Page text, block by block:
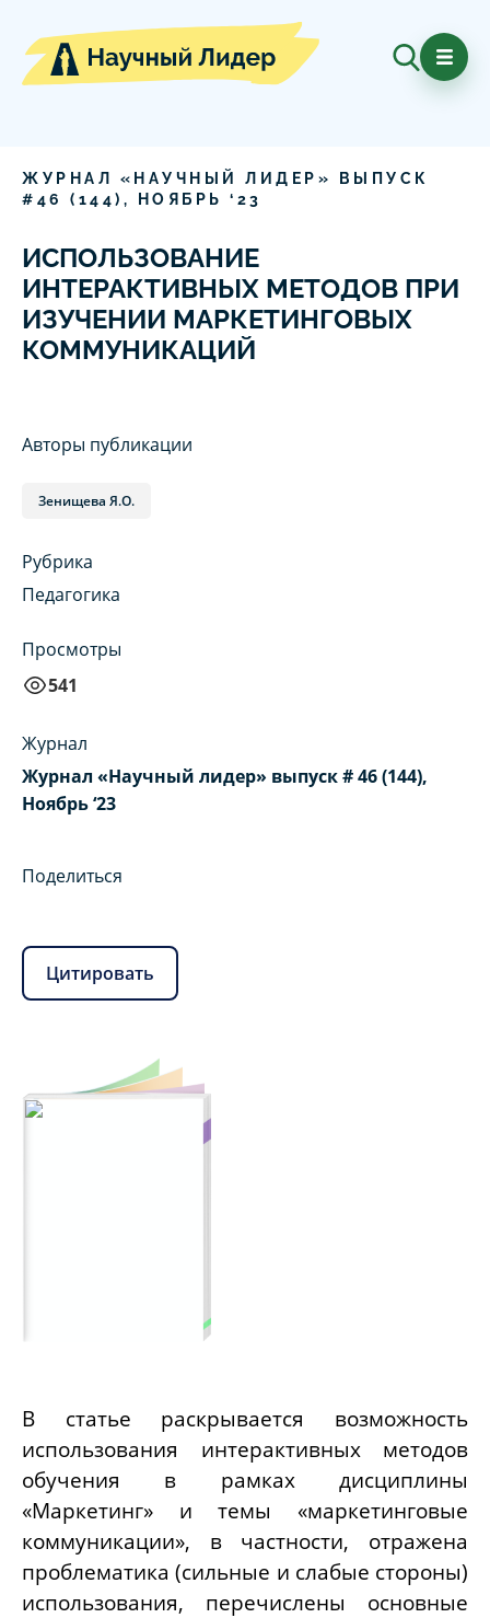
ЖУРНАЛ «НАУЧНЫЙ ЛИДЕР» ВЫПУСК
# 46 ( 144), НОЯБРЬ ‘ 23
ИСПОЛЬЗОВАНИЕ
ИНТЕРАКТИВНЫХ МЕТОДОВ ПРИ
ИЗУЧЕНИИ МАРКЕТИНГОВЫХ
КОММУНИКАЦИЙ
Авторы публикации
Зенищева Я.О.
Рубрика
Педагогика
Просмотры
541
Журнал
Журнал «Научный лидер» выпуск # 46 (144),
Ноябрь ‘23
Поделиться
Цитировать
В статье раскрывается возможность
использования интерактивных методов
обучения в рамках дисциплины
«Маркетинг» и темы «маркетинговые
коммуникации», в частности, отражена
проблематика (сильные и слабые стороны)
использования, перечислены основные